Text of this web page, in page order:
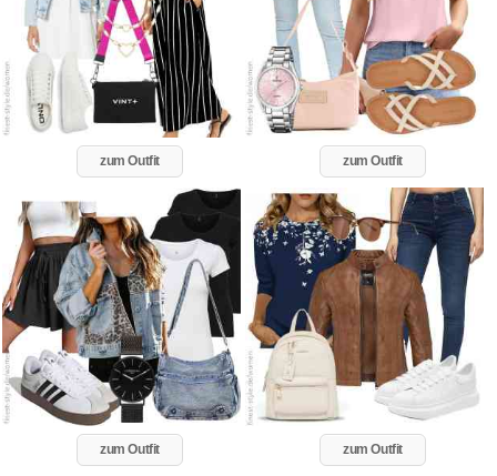
zum Outfit zum Outfit
zum Outfit zum Outfit